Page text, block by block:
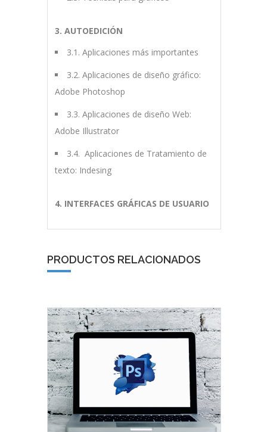
3. AUTOEDICIÓN
3.1. Aplicaciones más importantes
3.2. Aplicaciones de diseño gráfico:
Adobe Photoshop
3.3. Aplicaciones de diseño Web:
Adobe Illustrator
3.4. Aplicaciones de Tratamiento de
texto: Indesing
4. INTERFACES GRÁFICAS DE USUARIO
PRODUCTOS RELACIONADOS